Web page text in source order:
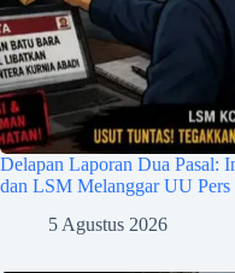
Delapan Laporan Dua Pasal:
dan LSM Melanggar UU
5 Agustus 2026